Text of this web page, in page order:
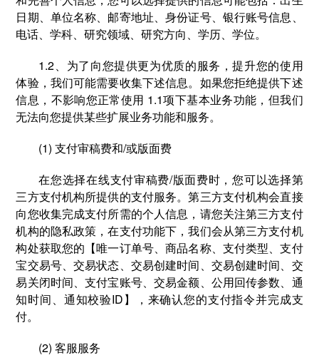
日期、单位名称、邮寄地址、身份证号、银行账号信息、
电话、学科、研究领域、研究方向、学历、学位。
1.2、为了向您提供更为优质的服务，提升您的使用
体验，我们可能需要收集下述信息。如果您拒绝提供下述
信息，不影响您正常使用 1.1项下基本业务功能，但我们
无法向您提供某些扩展业务功能和服务。
(1) 支付审稿费和/或版面费
在您选择在线⽀付审稿费/版面费时，您可以选择第
三方支付机构所提供的⽀付服务。第三方支付机构会直接
向您收集完成支付所需的个人信息，请您关注第三方支付
机构的隐私政策，在支付功能下，我们会从第三方支付机
构处获取您的【唯一订单号、商品名称、支付类型、支付
宝交易号、交易状态、交易创建时间、交易创建时间、交
易关闭时间、支付宝账号、交易金额、公用回传参数、通
知时间、通知校验ID】，来确认您的支付指令并完成支
付。
(2) 客服服务